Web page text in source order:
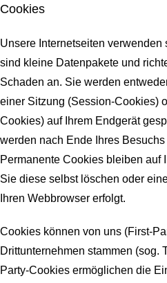
Cookies
Unsere Internetseiten verwenden
sind kleine Datenpakete und
Schaden an. Sie werden
einer Sitzung (Session-Cookies)
Cookies) auf Ihrem Endgerät
werden nach Ende Ihres
Permanente Cookies bleiben auf
Sie diese selbst löschen oder
Ihren Webbrowser erfolgt.
Cookies können von uns (First-
Drittunternehmen stammen (sog.
Party-Cookies ermöglichen die